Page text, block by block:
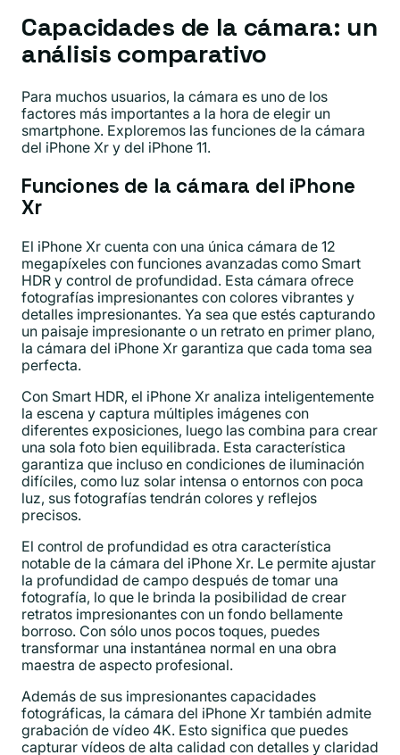
Capacidades de la cámara: un
análisis comparativo
Para muchos usuarios, la cámara es uno de los
factores más importantes a la hora de elegir un
smartphone. Exploremos las funciones de la cámara
del iPhone Xr y del iPhone 11.
Funciones de la cámara del iPhone
Xr
El iPhone Xr cuenta con una única cámara de 12
megapíxeles con funciones avanzadas como Smart
HDR y control de profundidad. Esta cámara ofrece
fotografías impresionantes con colores vibrantes y
detalles impresionantes. Ya sea que estés capturando
un paisaje impresionante o un retrato en primer plano,
la cámara del iPhone Xr garantiza que cada toma sea
perfecta.
Con Smart HDR, el iPhone Xr analiza inteligentemente
la escena y captura múltiples imágenes con
diferentes exposiciones, luego las combina para crear
una sola foto bien equilibrada. Esta característica
garantiza que incluso en condiciones de iluminación
difíciles, como luz solar intensa o entornos con poca
luz, sus fotografías tendrán colores y reflejos
precisos.
El control de profundidad es otra característica
notable de la cámara del iPhone Xr. Le permite ajustar
la profundidad de campo después de tomar una
fotografía, lo que le brinda la posibilidad de crear
retratos impresionantes con un fondo bellamente
borroso. Con sólo unos pocos toques, puedes
transformar una instantánea normal en una obra
maestra de aspecto profesional.
Además de sus impresionantes capacidades
fotográficas, la cámara del iPhone Xr también admite
grabación de vídeo 4K. Esto significa que puedes
capturar vídeos de alta calidad con detalles y claridad